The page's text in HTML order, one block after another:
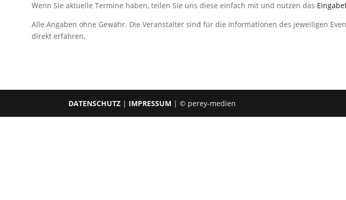
Wenn Sie aktuelle Termine haben, teilen Sie uns diese einfach mit und nutzen das
Alle Angaben ohne Gewähr. Die Veranstalter sind für die Informationen des jeweiligen
direkt erfahren.
DATENSCHUTZ | IMPRESSUM | © perey-medien